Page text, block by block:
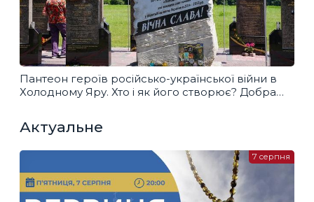
Пантеон героїв російсько-української війни в
Холодному Яру. Хто і як його створює? Добра
Актуальне
7 серпня